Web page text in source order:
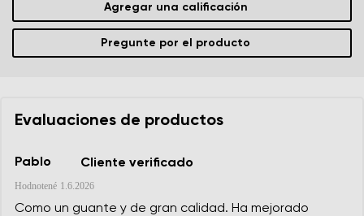
Agregar una calificación
Pregunte por el producto
Evaluaciones de productos
Pablo Cliente verificado
Hodnotené 1.6.2026
Como un guante y de gran calidad. Ha mejorado